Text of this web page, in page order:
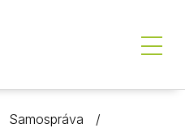
Samospráva